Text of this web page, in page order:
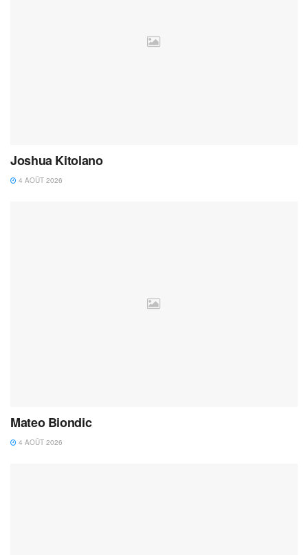
Joshua Kitolano
4 AOÛT 2026
Mateo Biondic
4 AOÛT 2026